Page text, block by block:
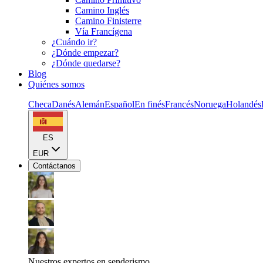
Camino Inglés
Camino Finisterre
Vía Francígena
¿Cuándo ir?
¿Dónde empezar?
¿Dónde quedarse?
Blog
Quiénes somos
ChecaDanésAlemánEspañolEn finésFrancésNoruegaHolandés
ES
EUR
Contáctanos